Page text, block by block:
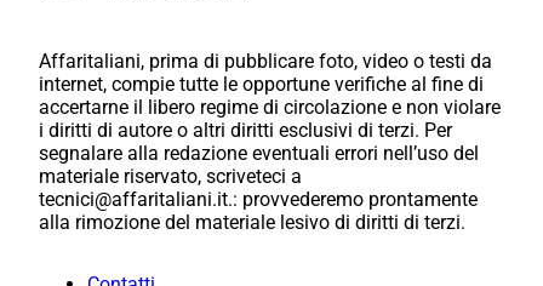
Affaritaliani, prima di pubblicare foto, video o testi da
internet, compie tutte le opportune verifiche al fine di
accertarne il libero regime di circolazione e non violare
i diritti di autore o altri diritti esclusivi di terzi. Per
segnalare alla redazione eventuali errori nell’uso del
materiale riservato, scriveteci a
tecnici@affaritaliani.it.: provvederemo prontamente
alla rimozione del materiale lesivo di diritti di terzi.